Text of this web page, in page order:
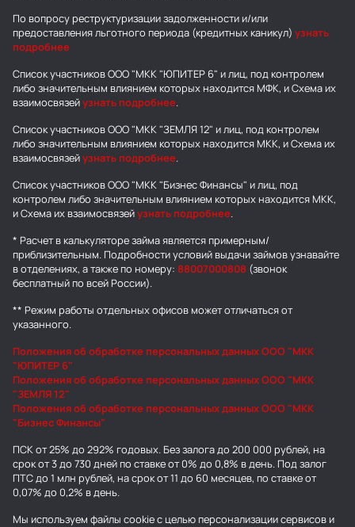
По вопросу реструктуризации задолженности и/или
предоставления льготного периода (кредитных каникул) узнать
подробнее
Список участников ООО "МКК "ЮПИТЕР 6" и лиц, под контролем
либо значительным влиянием которых находится МФК, и Схема их
взаимосвязейузнать подробнее.
Список участников ООО "МКК "ЗЕМЛЯ 12" и лиц, под контролем
либо значительным влиянием которых находится МКК, и Схема их
взаимосвязейузнать подробнее.
Список участников ООО "МКК "Бизнес Финансы" и лиц, под
контролем либо значительным влиянием которых находится МКК,
и Схема их взаимосвязейузнать подробнее.
* Расчет в калькуляторе займа является примерным/
приблизительным. Подробности условий выдачи займов узнавайте
в отделениях, а также по номеру: 88007000808 (звонок
бесплатный по всей России).
** Режим работы отдельных офисов может отличаться от
указанного.
Положения об обработке персональных данных ООО "МКК
"ЮПИТЕР 6"
Положения об обработке персональных данных ООО "МКК
"ЗЕМЛЯ 12"
Положения об обработке персональных данных ООО "МКК
"Бизнес Финансы"
ПСК от 25% до 292% годовых. Без залога до 200 000 рублей, на
срок от 3 до 730 дней по ставке от 0% до 0,8% в день. Под залог
ПТС до 1 млн рублей, на срок от 11 до 60 месяцев, по ставке от
0,07% до 0,2% в день.
Мы используем файлы cookieс целью персонализации сервисов и